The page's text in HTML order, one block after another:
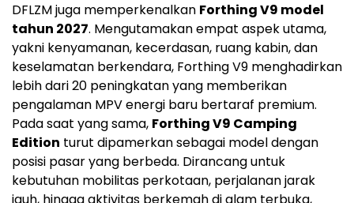
DFLZM juga memperkenalkan Forthing V9 model
tahun 2027. Mengutamakan empat aspek utama,
yakni kenyamanan, kecerdasan, ruang kabin, dan
keselamatan berkendara, Forthing V9 menghadirkan
lebih dari 20 peningkatan yang memberikan
pengalaman MPV energi baru bertaraf premium.
Pada saat yang sama, Forthing V9 Camping
Edition turut dipamerkan sebagai model dengan
posisi pasar yang berbeda. Dirancang untuk
kebutuhan mobilitas perkotaan, perjalanan jarak